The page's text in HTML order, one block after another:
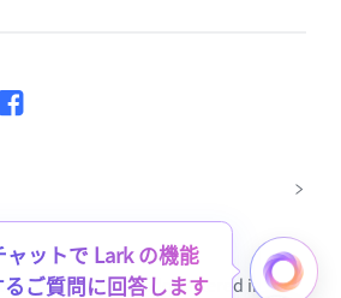
Deutsch English
Español
Português (Brasil)
한국어 日本語 中文
Pte. Ltd. Headquartered in
ャットで Lark の機能
るご質問に回答します